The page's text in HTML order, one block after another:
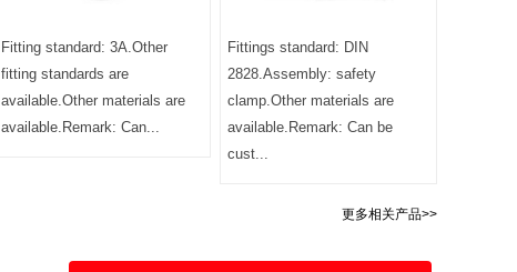
Fitting standard: 3A.Other
fitting standards are
available.Other materials are
available.Remark: Can...
Fittings standard: DIN
2828.Assembly: safety
clamp.Other materials are
available.Remark: Can be
cust...
更多相关产品>>